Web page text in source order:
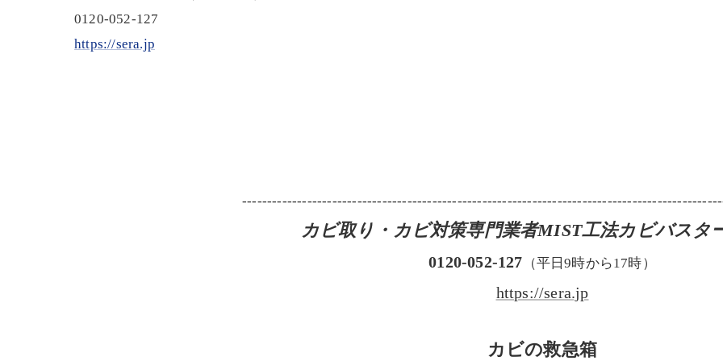
0120-052-127
https://sera.jp
カビ取り・カビ対策専門業者MIST工法カビバスタ
0120-052-127 （平日9時から17時）
https://sera.jp
カビの救急箱